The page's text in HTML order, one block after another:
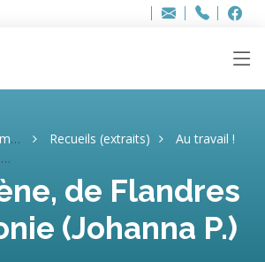
Adresse
info..hâthe..
Tel.
Tel.
Recueils (extraits)
Au travail !
de Flandres
(Johanna P.)